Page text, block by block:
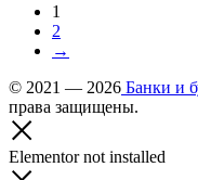
1
2
→
© 2021 — 2026 Банки и
права защищены.
Elementor not installed